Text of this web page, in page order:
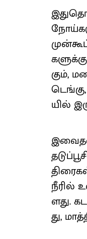
கும்,
யில்
நீரில்
ளது.
து,